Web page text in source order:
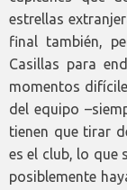
estrellas
final también,
Casillas para
momentos
del equipo
tienen que tirar
es el club, lo que
posiblemente